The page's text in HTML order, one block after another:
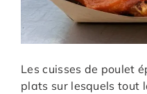
Les cuisses de poulet
plats sur lesquels tout